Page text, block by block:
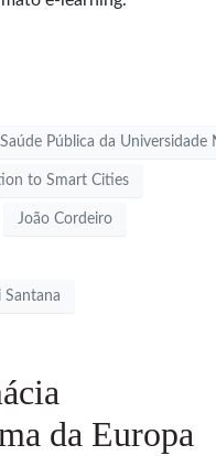
Pública da Universidade
to Smart Cities
João Cordeiro
Santana
da Europa